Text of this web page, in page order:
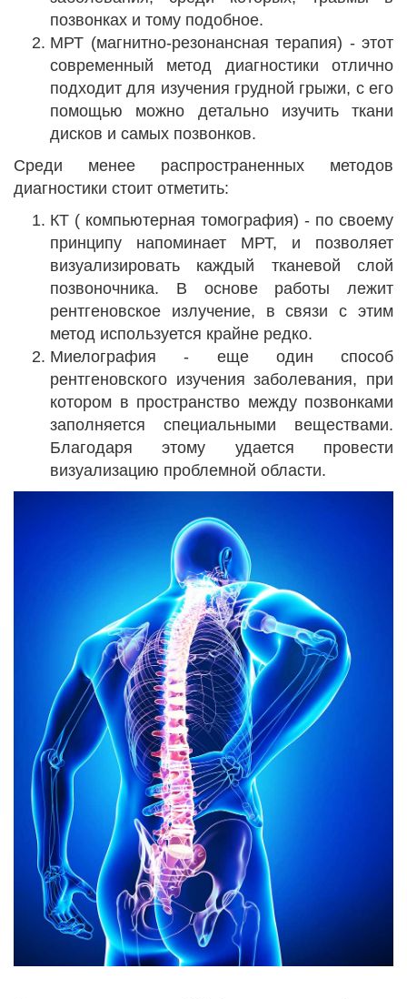
позвонках и тому подобное.
МРТ (магнитно-резонансная терапия) - этот
современный метод диагностики отлично
подходит для изучения грудной грыжи, с его
помощью можно детально изучить ткани
дисков и самых позвонков.
Среди менее распространенных методов
диагностики стоит отметить:
КТ ( компьютерная томография) - по своему
принципу напоминает МРТ, и позволяет
визуализировать каждый тканевой слой
позвоночника. В основе работы лежит
рентгеновское излучение, в связи с этим
метод используется крайне редко.
Миелография - еще один способ
рентгеновского изучения заболевания, при
котором в пространство между позвонками
заполняется специальными веществами.
Благодаря этому удается провести
визуализацию проблемной области.